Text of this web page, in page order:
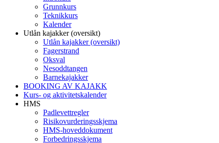
Grunnkurs
Teknikkurs
Kalender
Utlån kajakker (oversikt)
Utlån kajakker (oversikt)
Fagerstrand
Oksval
Nesoddtangen
Barnekajakker
BOOKING AV KAJAKK
Kurs- og aktivitetskalender
HMS
Padlevettregler
Risikovurderingsskjema
HMS-hoveddokument
Forbedringsskjema